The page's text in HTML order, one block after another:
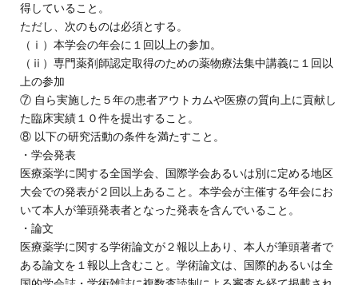
得していること。
ただし、次のものは必須とする。
（ⅰ）本学会の年会に１回以上の参加。
（ⅱ）専門薬剤師認定取得のための薬物療法集中講義に１回以
上の参加
⑦ 自ら実施した５年の患者アウトカムや医療の質向上に貢献し
た臨床実績１０件を提出すること。
⑧ 以下の研究活動の条件を満たすこと。
・学会発表
医療薬学に関する全国学会、国際学会あるいは別に定める地区
大会での発表が２回以上あること。本学会が主催する年会にお
いて本人が筆頭発表者となった発表を含んでいること。
・論文
医療薬学に関する学術論文が２報以上あり、本人が筆頭著者で
ある論文を１報以上含むこと。学術論文は、国際的あるいは全